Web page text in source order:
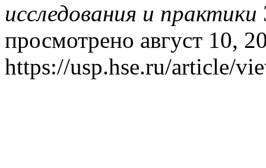
исследования и практики
просмотрено август 10,
https://usp.hse.ru/article/